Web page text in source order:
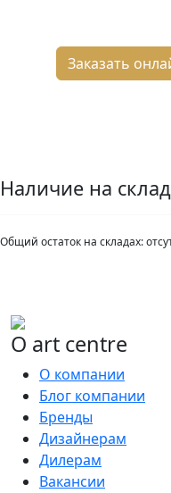
Заказать
Наличие на
Общий остаток на складах:
О art centre
О компании
Блог компании
Бренды
Дизайнерам
Дилерам
Вакансии